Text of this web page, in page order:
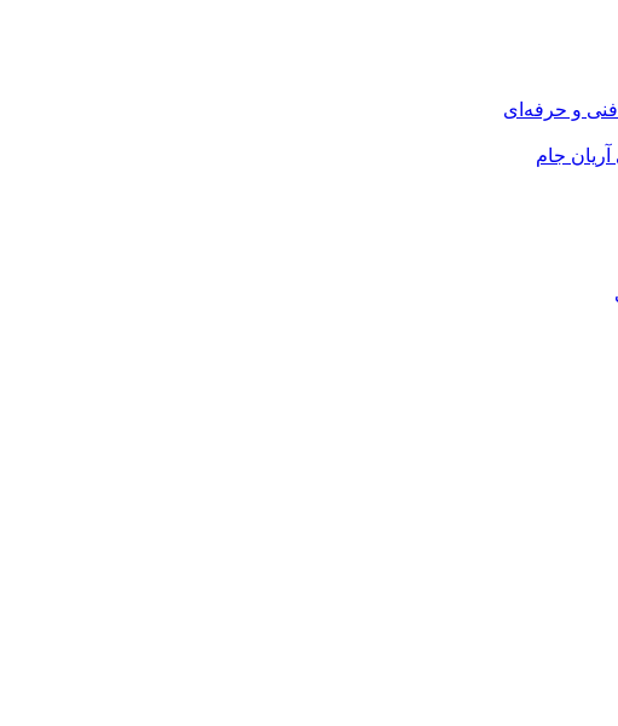
فنی و حرفه‌ای
جام